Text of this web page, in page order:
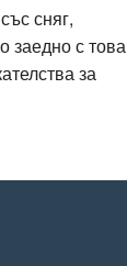
сняг,
заедно с това
за